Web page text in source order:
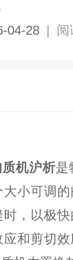
04-28 | 阅
机沪析是
小可调
，以极
和剪切